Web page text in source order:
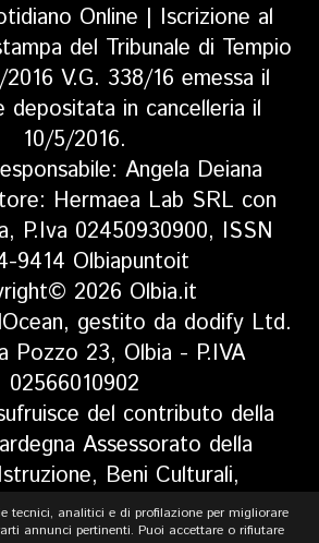
Online | Iscrizione al
del Tribunale di Tempio
2016 V.G. 338/16 emessa il
depositata in cancelleria il
10/5/2016.
Angela Deiana
Hermaea Lab SRL con
P.Iva 02450930900, ISSN
9414 Olbiapuntoit
2026 Olbia.it
gestito da dodify Ltd.
Pozzo 23, Olbia - P.IVA
02566010902
del contributo della
Assessorato della
Beni Culturali,
Spettacolo e Sport. Legge
tecnici, analitici e di profilazione per migliorare
annunci pertinenti. Puoi accettare o rifiutare